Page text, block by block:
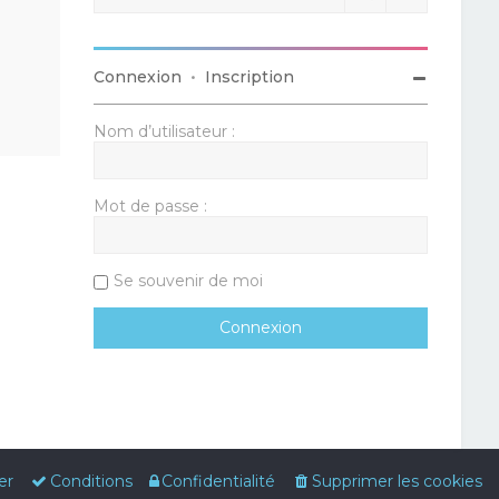
Connexion • Inscription
Nom d’utilisateur :
Mot de passe :
Se souvenir de moi
Supprimer les cookies
Confidentialité
Conditions